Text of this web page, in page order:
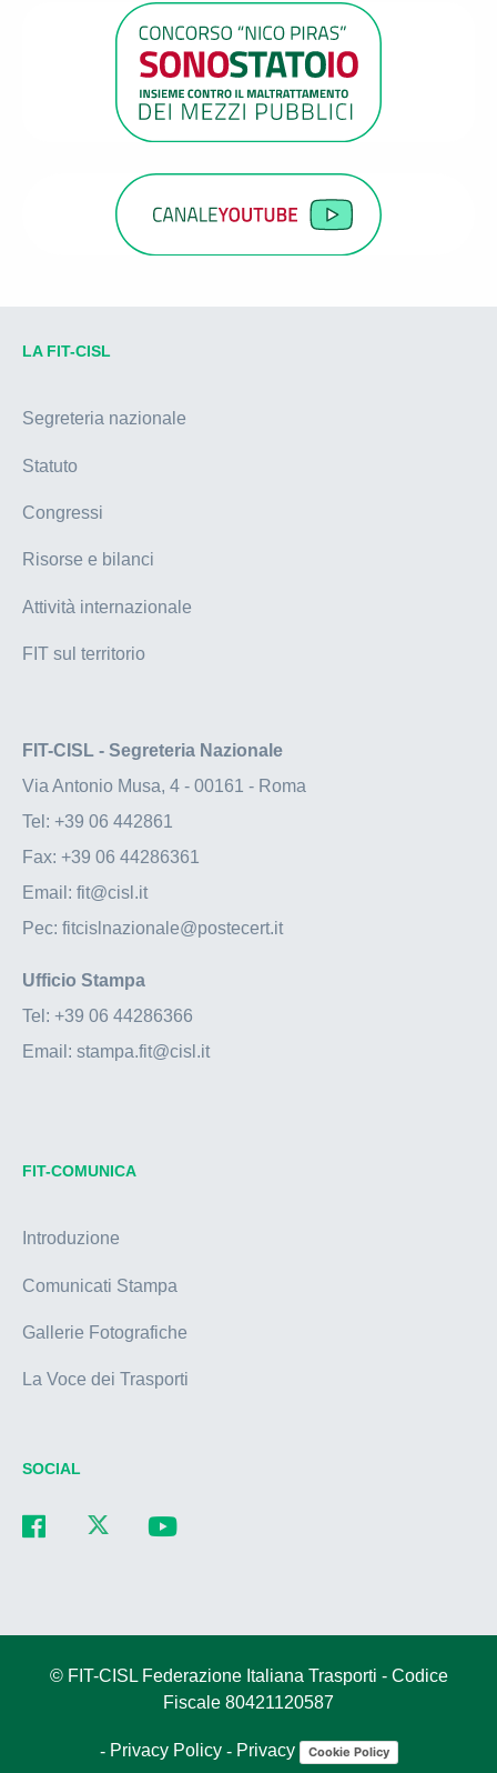
LA FIT-CISL
Segreteria nazionale
Statuto
Congressi
Risorse e bilanci
Attività internazionale
FIT sul territorio
FIT-CISL - Segreteria Nazionale
Via Antonio Musa, 4 - 00161 - Roma
Tel: +39 06 442861
Fax: +39 06 44286361
Email: fit@cisl.it
Pec: fitcislnazionale@postecert.it
Ufficio Stampa
Tel: +39 06 44286366
Email: stampa.fit@cisl.it
FIT-COMUNICA
Introduzione
Comunicati Stampa
Gallerie Fotografiche
La Voce dei Trasporti
SOCIAL
© FIT-CISL Federazione Italiana Trasporti - Codice
Fiscale 80421120587
- Privacy Policy - Privacy Cookie Policy